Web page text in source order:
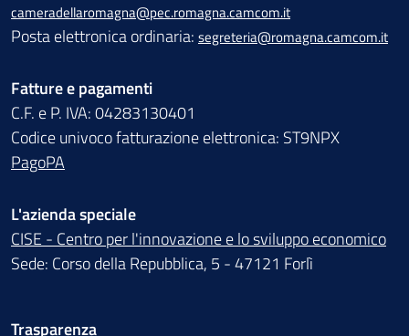
cameradellaromagna@pec.romagna.camcom.it
Posta elettronica ordinaria: segreteria@romagna.camcom.it
Fatture e pagamenti
C.F. e P. IVA: 04283130401
Codice univoco fatturazione elettronica: ST9NPX
PagoPA
L'azienda speciale
CISE - Centro per l'innovazione e lo sviluppo economico
Sede: Corso della Repubblica, 5 - 47121 Forlì
Trasparenza